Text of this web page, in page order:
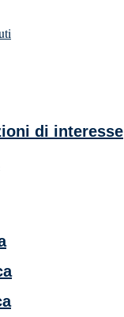
di interesse